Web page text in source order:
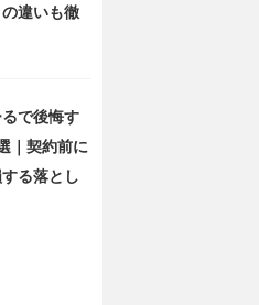
違いも徹
で後悔す
｜契約前に
る落とし